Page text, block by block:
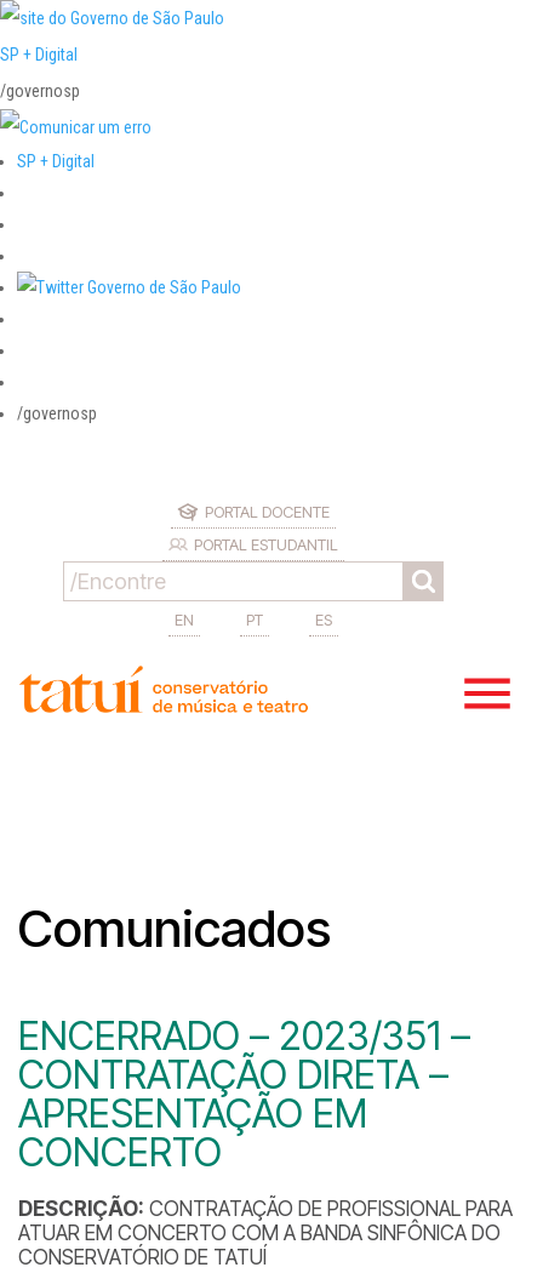
SP + Digital
/governosp
SP + Digital
/governosp
PORTAL DOCENTE
PORTAL ESTUDANTIL
EN PT ES
Comunicados
ENCERRADO – 2023/351 –
CONTRATAÇÃO DIRETA –
APRESENTAÇÃO EM
CONCERTO
DESCRIÇÃO: CONTRATAÇÃO DE PROFISSIONAL PARA
ATUAR EM CONCERTO COM A BANDA SINFÔNICA DO
CONSERVATÓRIO DE TATUÍ